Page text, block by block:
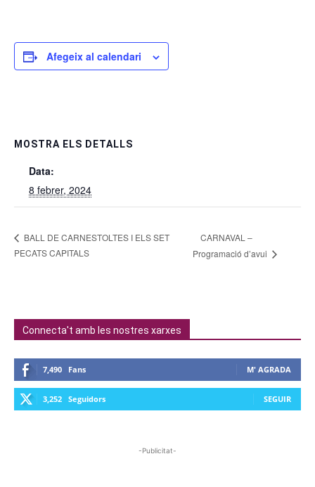
Afegeix al calendari
MOSTRA ELS DETALLS
Data:
8 febrer, 2024
BALL DE CARNESTOLTES I ELS SET
PECATS CAPITALS
CARNAVAL –
Programació d’avui
Connecta't amb les nostres xarxes
7,490 Fans M' AGRADA
3,252 Seguidors SEGUIR
-Publicitat-